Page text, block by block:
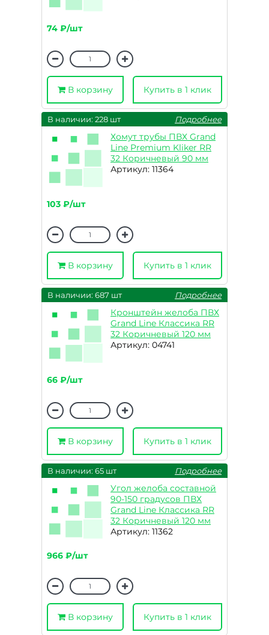
74 ₽/шт
В корзину Купить в 1 клик
В наличии: 228 шт Подробнее
Хомут трубы ПВХ Grand
Line Premium Kliker RR
32 Коричневый 90 мм
Артикул: 11364
103 ₽/шт
В корзину Купить в 1 клик
В наличии: 687 шт Подробнее
Кронштейн желоба ПВХ
Grand Line Классика RR
32 Коричневый 120 мм
Артикул: 04741
66 ₽/шт
В корзину Купить в 1 клик
В наличии: 65 шт Подробнее
Угол желоба составной
90-150 градусов ПВХ
Grand Line Классика RR
32 Коричневый 120 мм
Артикул: 11362
966 ₽/шт
В корзину Купить в 1 клик